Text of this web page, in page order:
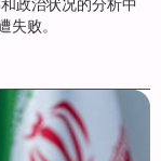
政治状况的分析中
失败。